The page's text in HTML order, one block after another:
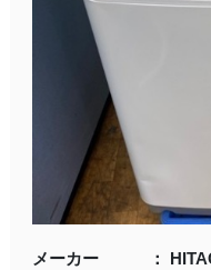
メーカー ：